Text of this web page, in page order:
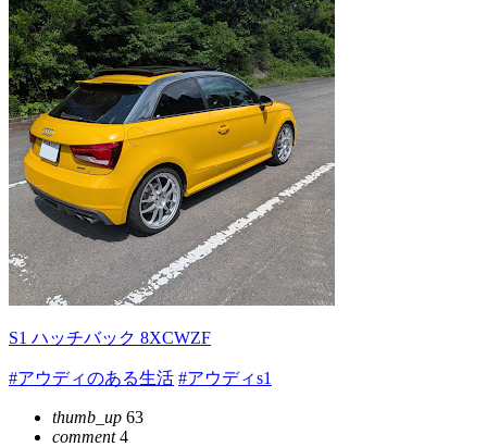
S1 ハッチバック 8XCWZF
#アウディのある生活 #アウディs1
thumb_up 63
comment4